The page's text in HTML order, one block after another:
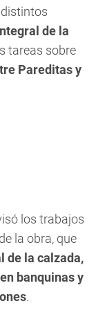
de la
tareas sobre
Pareditas y
los trabajos
la obra, que
de la calzada,
banquinas y
.